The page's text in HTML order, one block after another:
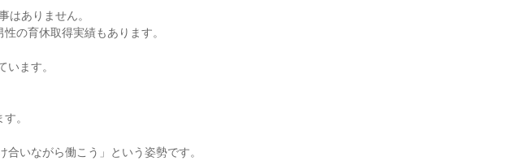
ありません。
の育休取得実績もあります。
ます。
。
いながら働こう」という姿勢です。